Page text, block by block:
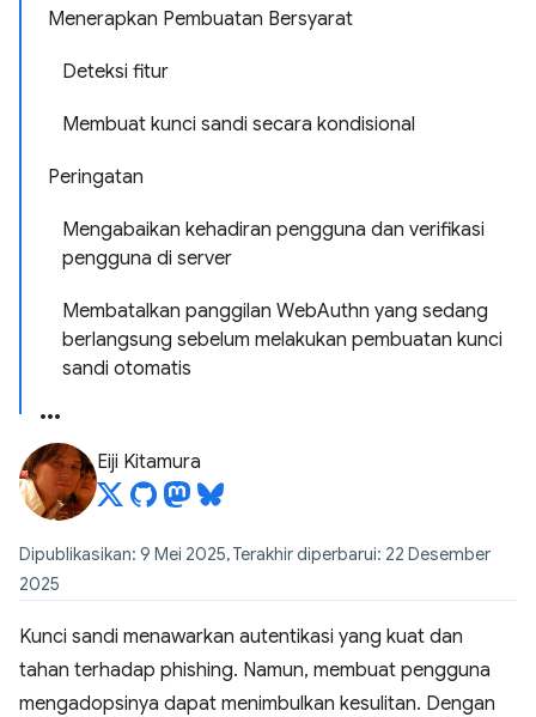
Menerapkan Pembuatan Bersyarat
Deteksi fitur
Membuat kunci sandi secara kondisional
Peringatan
Mengabaikan kehadiran pengguna dan verifikasi
pengguna di server
Membatalkan panggilan WebAuthn yang sedang
berlangsung sebelum melakukan pembuatan kunci
sandi otomatis
Eiji Kitamura
Dipublikasikan: 9 Mei 2025, Terakhir diperbarui: 22 Desember
2025
Kunci sandi menawarkan autentikasi yang kuat dan
tahan terhadap phishing. Namun, membuat pengguna
mengadopsinya dapat menimbulkan kesulitan. Dengan